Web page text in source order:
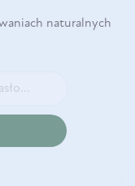
naturalnych